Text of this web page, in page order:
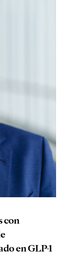
con
en GLP-1